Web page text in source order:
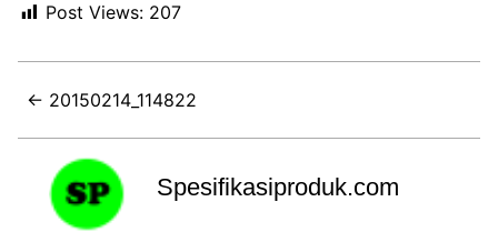
Post Views: 207
← 20150214_114822
Spesifikasiproduk.com